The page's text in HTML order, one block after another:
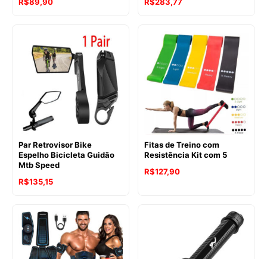
Par Retrovisor Bike
Espelho Bicicleta Guidão
Mtb Speed
R$135,15
Fitas de Treino com
Resistência Kit com 5
R$127,90